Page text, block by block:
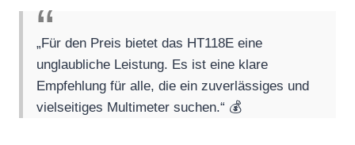
„Für den Preis bietet das HT118E eine
unglaubliche Leistung. Es ist eine klare
Empfehlung für alle, die ein zuverlässiges und
vielseitiges Multimeter suchen.“ 💰